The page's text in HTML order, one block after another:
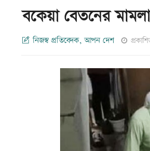
বকেয়া বেতনের
নিজস্ব প্রতিবেদক, আপন দেশ